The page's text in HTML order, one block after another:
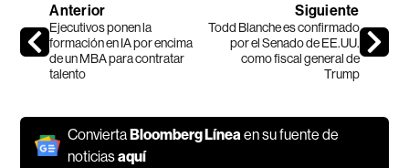
Anterior
Ejecutivos ponen la
formación en IA por encima
de un MBA para contratar
talento
Siguiente
Todd Blanche es confirmado
por el Senado de EE.UU.
como fiscal general de
Trump
ConviertaBloomberg Líneaen su fuente de
noticiasaquí